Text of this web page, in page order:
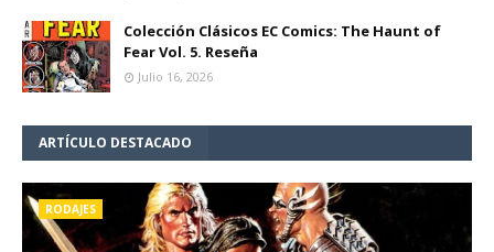
Colección Clásicos EC Comics: The Haunt of
Fear Vol. 5. Reseña
Julio 16, 2026
ARTÍCULO DESTACADO
RODAJES